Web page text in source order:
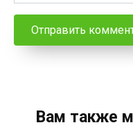
Вам также